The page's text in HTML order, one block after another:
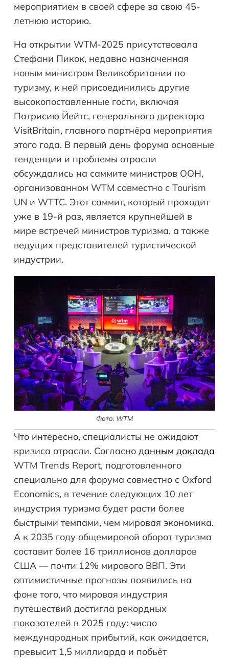
мероприятием в своей сфере за свою 45-
летнюю историю.
На открытии WTM-2025 присутствовала
Стефани Пикок, недавно назначенная
новым министром Великобритании по
туризму, к ней присоединились другие
высокопоставленные гости, включая
Патрисию Йейтс, генерального директора
VisitBritain, главного партнёра мероприятия
этого года. В первый день форума основные
тенденции и проблемы отрасли
обсуждались на саммите министров ООН,
организованном WTM совместно с Tourism
UN и WTTC. Этот саммит, который проходит
уже в 19-й раз, является крупнейшей в
мире встречей министров туризма, а также
ведущих представителей туристической
индустрии.
Фото: WTM
Что интересно, специалисты не ожидают
кризиса отрасли. Согласно данным доклада
WTM Trends Report, подготовленного
специально для форума совместно с Oxford
Economics, в течение следующих 10 лет
индустрия туризма будет расти более
быстрыми темпами, чем мировая экономика.
А к 2035 году общемировой оборот туризма
составит более 16 триллионов долларов
США — почти 12% мирового ВВП. Эти
оптимистичные прогнозы появились на
фоне того, что мировая индустрия
путешествий достигла рекордных
показателей в 2025 году: число
международных прибытий, как ожидается,
превысит 1,5 миллиарда и побьёт